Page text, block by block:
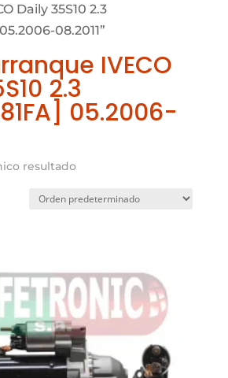
Daily 35S10 2.3
08.2011”
IVECO
2.3
05.2006-
resultado